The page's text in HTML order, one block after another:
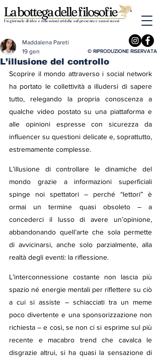
Un giornale di idee e riflessioni critiche sul presente e su noi stessi
L’illusione del controllo
Maddalena Pareti
19 gen
Scoprire il mondo attraverso i social network
ha portato le collettività a illudersi di sapere
tutto, relegando la propria conoscenza a
qualche video postato su una piattaforma e
alle opinioni espresse con sicurezza da
influencer su questioni delicate e, soprattutto,
estremamente complesse.
L’illusione di controllare le dinamiche del
mondo grazie a informazioni superficiali
spinge noi spettatori – perché “lettori” è
ormai un termine quasi obsoleto – a
concederci il lusso di avere un’opinione,
abbandonando quell’arte che sola permette
di avvicinarsi, anche solo parzialmente, alla
realtà degli eventi: la riflessione.
L’interconnessione costante non lascia più
spazio né energie mentali per riflettere su ciò
a cui si assiste – schiacciati tra un meme
poco divertente e una sponsorizzazione non
richiesta – e così, se non ci si esprime sul più
recente e macabro trend che cavalca le
disgrazie altrui, si ha quasi la sensazione di
© RIPRODUZIONE RISERVATA